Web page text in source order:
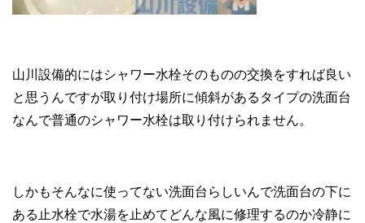
山川設備的にはシャワー水栓そのものの交換をすれば良い
と思うんですが取り付け場所に傾斜があるタイプの洗面台
なんで普通のシャワー水栓は取り付けられません。
しかもそんなに使ってない洗面台らしいんで洗面台の下に
ある止水栓で水湯を止めてどんな風に修理するのか冷静に